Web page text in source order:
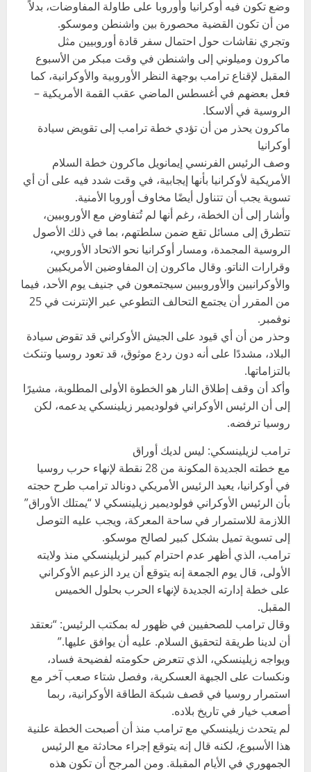
وضع تكون فيه أوكرانيا وأوروبا على طاولة المفاوضات، بدلاً
من أن تكون القضية محصورة بين واشنطن وموسكو.
وتجري نقاشات حول احتمال سفر قادة أوروبيين مثل
ماكرون وميلوني إلى واشنطن في وقت مبكر من الأسبوع
المقبل لإقناع ترامب بوجهة النظر الأوروبية والأوكرانية، كما
فعل بعضهم في أغسطس الماضي عقب القمة الأمريكية –
الروسية في ألاسكا.
ماكرون يحذر من أن تؤدي خطة ترامب إلى تقويض سيادة
أوكرانيا
وصف الرئيس الفرنسي إيمانويل ماكرون خطة السلام
الأمريكية لأوكرانيا بأنها إيجابية، في وقت شدد فيه على أن أي
تسوية يجب أن تتناول أيضًا مخاوف أوروبا الأمنية.
وأشار إلى أن الخطة، رغم أنها لم تُتفاوض مع الأوروبيين،
تتطرق إلى مسائل تقع ضمن سلطتهم، بما في ذلك الأصول
الروسية المجمدة، ومسار أوكرانيا نحو الاتحاد الأوروبي،
وقرارات الناتو. وقال ماكرون إن المفاوضين الأمريكيين
والأوكرانيين والأوروبيين سيجتمعون في جنيف يوم الأحد، فيما
من المقرر أن يجتمع التحالف التطوعي عبر الإنترنت في 25
نوفمبر.
وحذر من أن أي قيود على الجيش الأوكراني قد تقوض سيادة
البلاد، مشددًا على أنه دون ردع موثوق، قد تعود روسيا وتنكث
بالتزاماتها.
وأكد أن وقف إطلاق النار هو الخطوة الأولى المطلوبة، مشيرًا
إلى أن الرئيس الأوكراني فولوديمير زيلينسكي يدعمه، لكن
روسيا ترفضه.
ترامب لزيلينسكي: ليس لديك أوراق
مع خطته الجديدة المكونة من 28 نقطة لإنهاء حرب روسيا
في أوكرانيا، يعيد الرئيس الأمريكي دونالد ترامب طرح حجته
بأن الرئيس الأوكراني فولوديمير زيلينسكي لا “يمتلك الأوراق”
اللازمة للاستمرار في ساحة المعركة، ويجب عليه التوصل
إلى تسوية تميل بشكل كبير لصالح موسكو.
ترامب، الذي أظهر عدم احترام كبير لزيلينسكي منذ ولايته
الأولى، قال يوم الجمعة إنه يتوقع أن يرد الزعيم الأوكراني
على خطة إدارته الجديدة لإنهاء الحرب بحلول الخميس
المقبل.
وقال ترامب للصحفيين في ظهور له بمكتب الرئيس: “نعتقد
أن لدينا طريقة لتحقيق السلام. عليه أن يوافق عليها.”
ويواجه زيلينسكي، الذي تتعرض حكومته لفضيحة فساد،
ونكسات على الجبهة العسكرية، وفصل شتاء صعب آخر مع
استمرار روسيا في قصف شبكة الطاقة الأوكرانية، ربما
أصعب خيار في تاريخ بلاده.
لم يتحدث زيلينسكي مع ترامب منذ أن أصبحت الخطة علنية
هذا الأسبوع، لكنه قال إنه يتوقع إجراء محادثة مع الرئيس
الجمهوري في الأيام المقبلة. ومن المرجح أن تكون هذه